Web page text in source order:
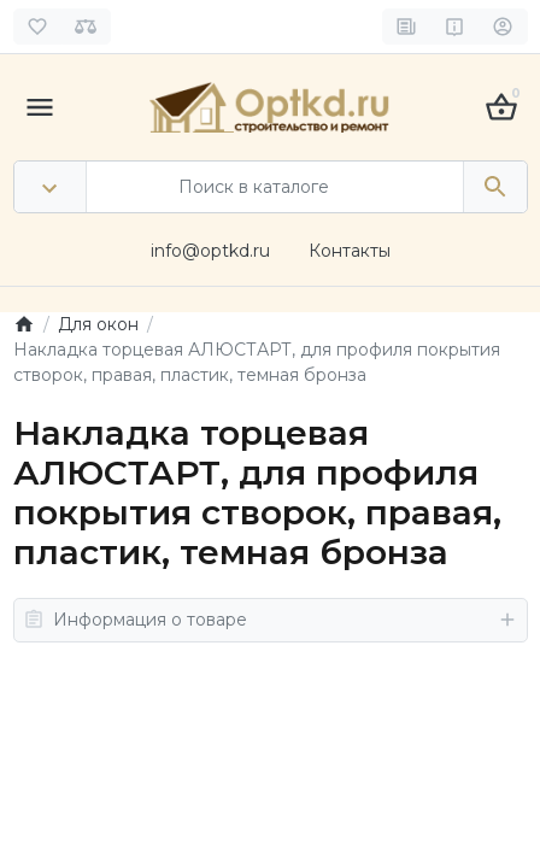
0
info@optkd.ru Контакты
Для окон
Накладка торцевая АЛЮСТАРТ, для профиля покрытия
створок, правая, пластик, темная бронза
Накладка торцевая
АЛЮСТАРТ, для профиля
покрытия створок, правая,
пластик, темная бронза
Информация о товаре